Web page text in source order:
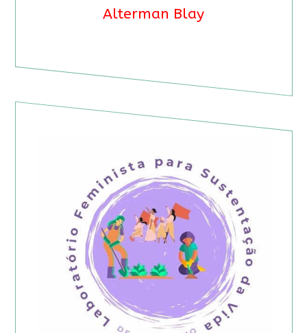
Alterman Blay